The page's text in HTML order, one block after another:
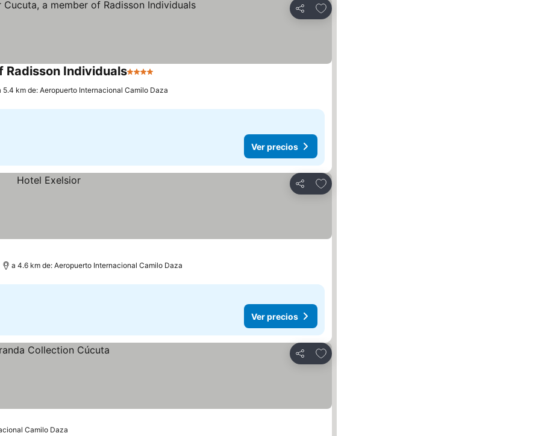
Compartir
Agregar a favoritos
Radisson Individuals4 Estrellas
5.4 km de: Aeropuerto Internacional Camilo Daza
Ver precios
Compartir
Agregar a favoritos
a 4.6 km de: Aeropuerto Internacional Camilo Daza
Ver precios
Compartir
Agregar a favoritos
Camilo Daza